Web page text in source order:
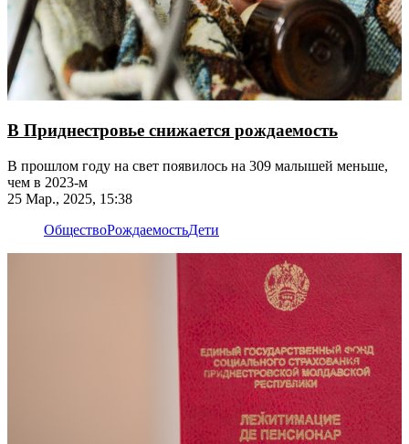
В Приднестровье снижается рождаемость
В прошлом году на свет появилось на 309 малышей меньше,
чем в 2023-м
25 Мар., 2025, 15:38
ОбществоРождаемостьДети